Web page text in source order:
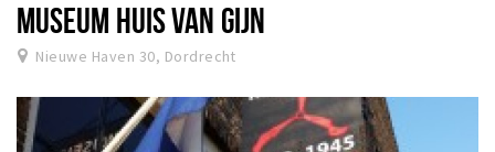
MUSEUM HUIS VAN GIJN
Nieuwe Haven 30, Dordrecht